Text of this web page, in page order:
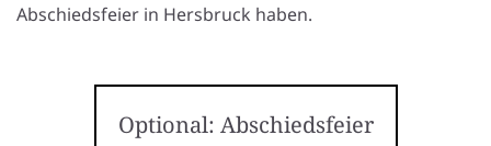
Abschiedsfeier in Hersbruck haben.
Optional: Abschiedsfeier